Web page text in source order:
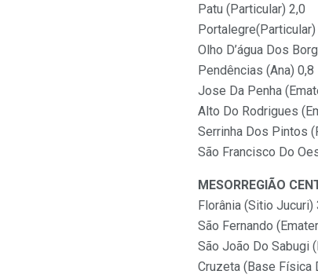
Patu (Particular) 2,0
Portalegre(Particular)
Olho D’água Dos
Pendências (Ana) 0,8
Jose Da Penha
Alto Do Rodrigues
Serrinha Dos Pintos
São Francisco Do
MESORREGIÃO
Florânia (Sitio Jucuri)
São Fernando
São João Do Sabugi
Cruzeta (Base Física